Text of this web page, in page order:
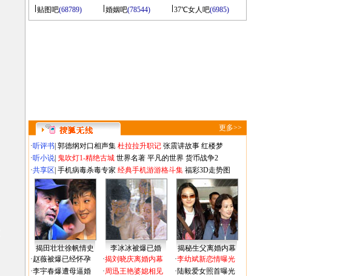
贴图吧(68789) 婚姻吧(78544) 37℃女人吧(6985)
更多>>
·听评书 郭德纲对口相声集 杜拉拉升职记 张震讲故事 红楼梦
·听小说 鬼吹灯1-精绝古城 世界名著 平凡的世界 货币战争2
·共享区 手机病毒杀毒专家 经典手机游游格斗集 福彩3D走势图
揭田壮壮徐帆情史 李冰冰被爆已婚
揭秘生父离婚内幕
·赵薇被爆已经怀孕
·李宇春爆遭母逼婚
·揭刘晓庆离婚内幕
·周迅王艳婆媳相见
·李幼斌新恋情曝光
·陆毅爱女照首曝光